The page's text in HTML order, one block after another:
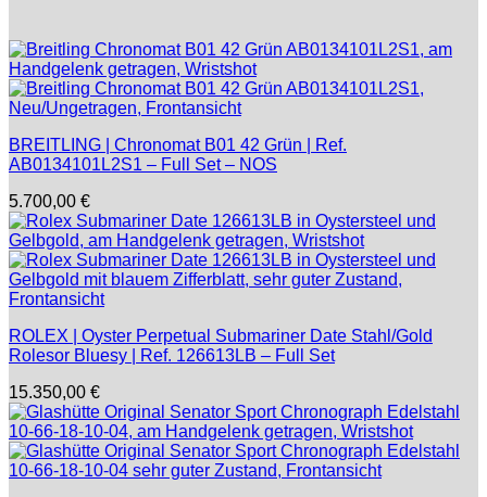
BREITLING | Chronomat B01 42 Grün | Ref.
AB0134101L2S1 – Full Set – NOS
5.700,00 €
ROLEX | Oyster Perpetual Submariner Date Stahl/Gold
Rolesor Bluesy | Ref. 126613LB – Full Set
15.350,00 €